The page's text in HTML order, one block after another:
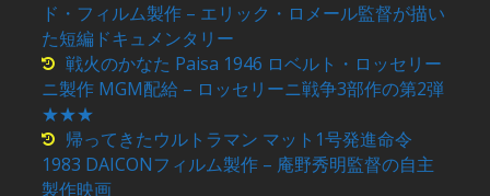
ド・フィルム製作 – エリック・ロメール監督が描い
た短編ドキュメンタリー
戦火のかなた Paisa 1946 ロベルト・ロッセリー
ニ製作 MGM配給 – ロッセリーニ戦争3部作の第2弾
★★★
帰ってきたウルトラマン マット1号発進命令
1983 DAICONフィルム製作 – 庵野秀明監督の自主
製作映画